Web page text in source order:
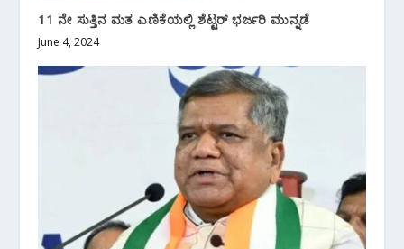
11 ನೇ ಸುತ್ತಿನ ಮತ ಎಣಿಕೆಯಲ್ಲಿ ಶೆಟ್ಟರ್ ಭರ್ಜರಿ ಮುನ್ನಡೆ
June 4, 2024